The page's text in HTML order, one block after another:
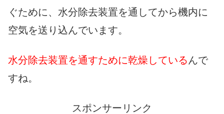
ぐために、水分除去装置を通してから機内に
空気を送り込んでいます。
水分除去装置を通すために乾燥しているんで
すね。
スポンサーリンク